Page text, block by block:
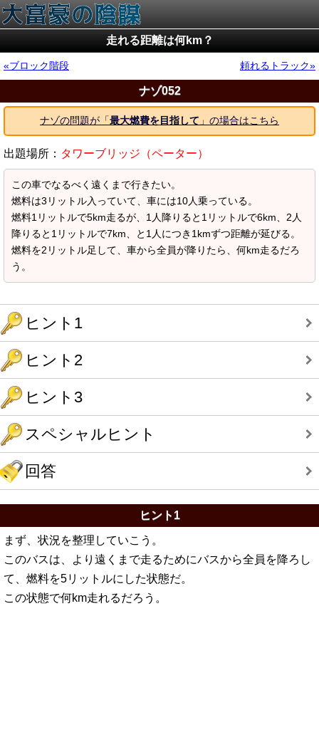
走れる距離は何km？
ブロック階段 頼れるトラック
ナゾ052
ナゾの問題が「最大燃費を目指して 」の場合はこちら
出題場所： タワーブリッジ（ペーター）
この車でなるべく遠くまで行きたい。
燃料は3リットル入っていて、車には10人乗っている。
燃料1リットルで5km走るが、1人降りると1リットルで6km、2人
降りると1リットルで7km、と1人につき1kmずつ距離が延びる。
燃料を2リットル足して、車から全員が降りたら、何km走るだろ
う。
ヒント1
ヒント2
ヒント3
スペシャルヒント
回答
ヒント1
まず、状況を整理していこう。
このバスは、より遠くまで走るためにバスから全員を降ろし
て、燃料を5リットルにした状態だ。
この状態で何km走れるだろう。